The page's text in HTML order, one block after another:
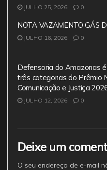
JULHO 25, 2026 0
NOTA VAZAMENTO GÁS
JULHO 16, 2026 0
Defensoria do Amazonas
três categorias do Prêmio
Comunicação e Justiça
JULHO 12, 2026 0
Deixe um
O seu endereço de e-mail